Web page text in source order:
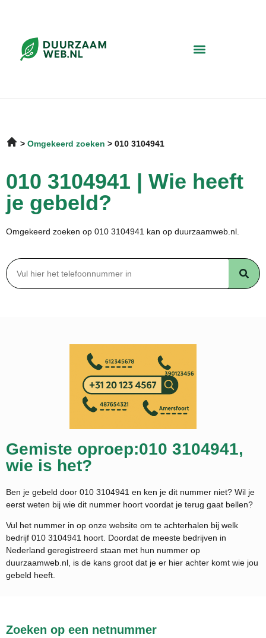
Omgekeerd zoeken 010 3104941
010 3104941 | Wie heeft
je gebeld?
Omgekeerd zoeken op 010 3104941 kan op duurzaamweb.nl.
Gemiste oproep:010 3104941,
wie is het?
Ben je gebeld door 010 3104941 en ken je dit nummer niet? Wil je
eerst weten bij wie dit nummer hoort voordat je terug gaat bellen?
Vul het nummer in op onze website om te achterhalen bij welk
bedrijf 010 3104941 hoort. Doordat de meeste bedrijven in
Nederland geregistreerd staan met hun nummer op
duurzaamweb.nl, is de kans groot dat je er hier achter komt wie jou
gebeld heeft.
Zoeken op een netnummer